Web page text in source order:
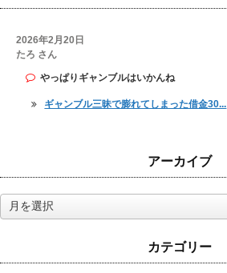
2026年2月20日
たろ さん
やっぱりギャンブルはいかんね
ギャンブル三昧で膨れてしまった借金30...
アーカイブ
ー
ブ
カテゴリー